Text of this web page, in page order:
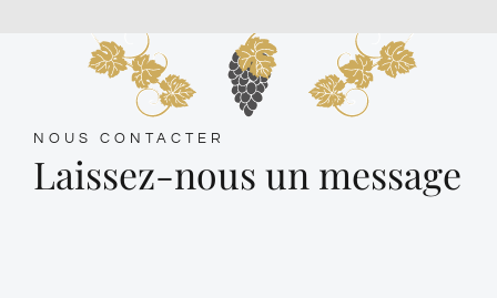
NOUS CONTACTER
Laissez-nous un message